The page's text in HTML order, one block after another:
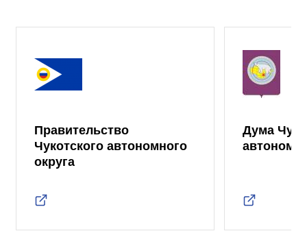
Правительство
Чукотского автономного
округа
Дума